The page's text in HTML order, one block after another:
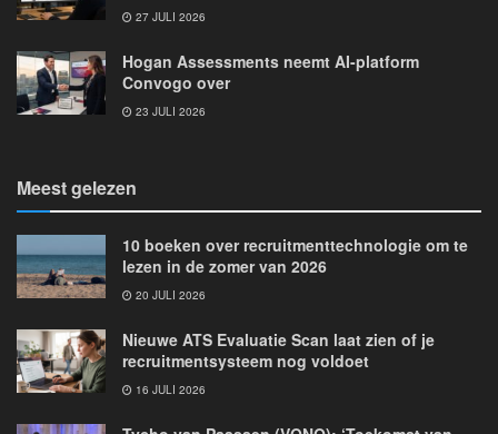
27 JULI 2026
Hogan Assessments neemt AI-platform
Convogo over
23 JULI 2026
Meest gelezen
10 boeken over recruitmenttechnologie om te
lezen in de zomer van 2026
20 JULI 2026
Nieuwe ATS Evaluatie Scan laat zien of je
recruitmentsysteem nog voldoet
16 JULI 2026